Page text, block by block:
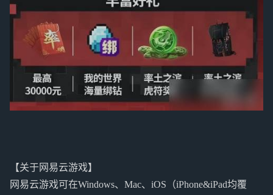
【关于网易云游戏】
网易云游戏可在Windows、Mac、iOS（iPhone&iPad均覆